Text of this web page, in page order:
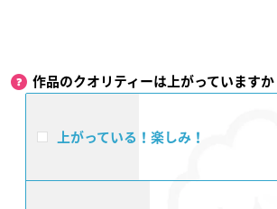
作品のクオリティーは上がっていますか
上がっている！楽しみ！